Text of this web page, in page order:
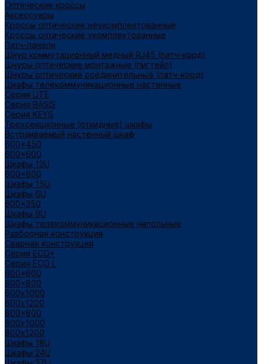
Оптические кроссы
Аксессуары
Кроссы оптические неукомплектованные
Кроссы оптические укомплектованные
Патч-панели
Шнур коммутационный медный RJ45 (патч-корд)
Шнуры оптические монтажные (пигтейл)
Шнуры оптические соединительные (патч-корд)
Шкафы телекоммуникационные настенные
Cерия LITE
Cерия BASIS
Cерия KEYS
Трехсекционные (откидные) шкафы
Встраиваемый настенный шкаф
600x450
600x600
Шкафы 12U
600x600
Шкафы 15U
Шкафы 6U
600x350
Шкафы 9U
Шкафы телекоммуникационные напольные
Разборная конструкция
Сварная конструкция
Серия ECO+
Серия ECO L
600x600
600x800
600х1000
600х1200
800x800
800х1000
800х1200
Шкафы 18U
Шкафы 24U